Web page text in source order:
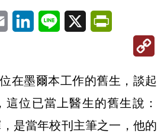
Email LinkedInLine X
在墨爾本工作的舊生，談起
位已當上醫生的舊生說：
，是當年校刊主筆之一，他的